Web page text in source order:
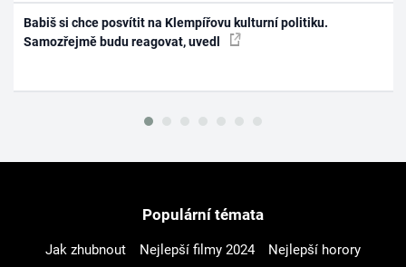
Babiš si chce posvítit na Klempířovu kulturní politiku.
Samozřejmě budu reagovat, uvedl
Populární témata
Jak zhubnout Nejlepší filmy 2024
Nejlepší horory